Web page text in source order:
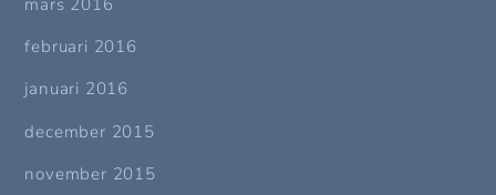
mars 2016
februari 2016
januari 2016
december 2015
november 2015